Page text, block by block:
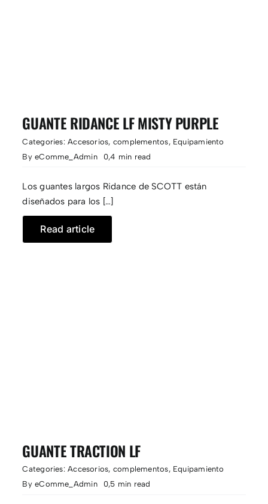
GUANTE RIDANCE LF MISTY PURPLE
Categories:Accesorios, complementos, Equipamiento
ByeComme_Admin 0,4 min read
Los guantes largos Ridance de SCOTT están
diseñados para los […]
Read article
GUANTE TRACTION LF
Categories:Accesorios, complementos, Equipamiento
ByeComme_Admin 0,5 min read